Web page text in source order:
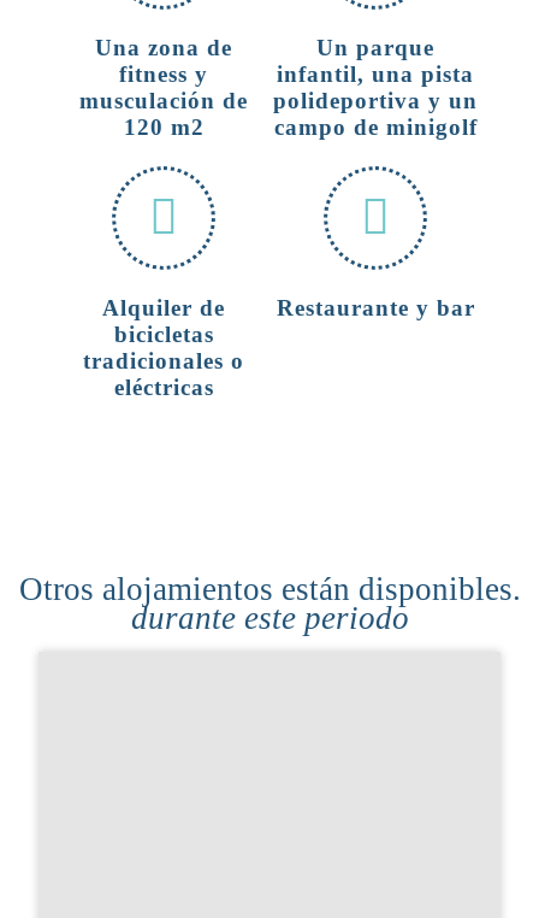
Una zona de
fitness y
musculación de
120 m2
Un parque
infantil, una pista
polideportiva y un
campo de minigolf
Alquiler de
bicicletas
tradicionales o
eléctricas
Restaurante y bar
Otros alojamientos están disponibles.
durante este periodo